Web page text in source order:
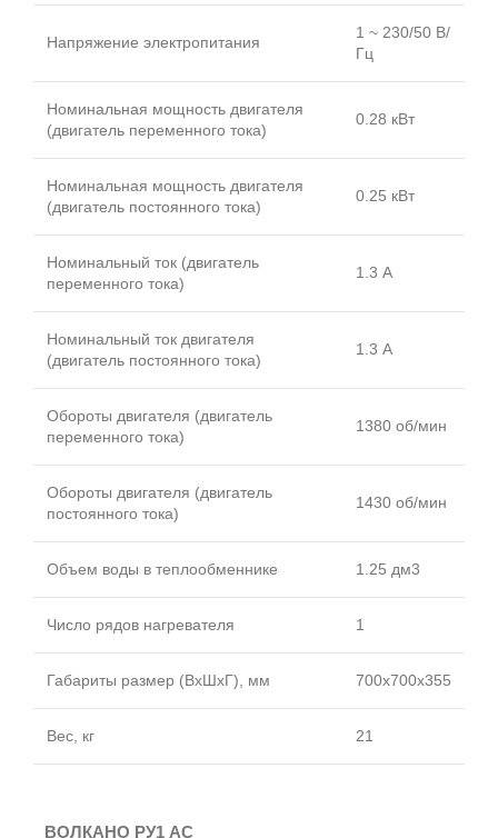
Напряжение электропитания
1 ~ 230/50 В/
Гц
Номинальная мощность двигателя
(двигатель переменного тока)
0.28 кВт
Номинальная мощность двигателя
(двигатель постоянного тока)
0.25 кВт
Номинальный ток (двигатель
переменного тока)
1.3 А
Номинальный ток двигателя
(двигатель постоянного тока)
1.3 А
Обороты двигателя (двигатель
переменного тока)
1380 об/мин
Обороты двигателя (двигатель
постоянного тока)
1430 об/мин
Объем воды в теплообменнике 1.25 дм3
Число рядов нагревателя 1
Габариты размер (ВхШхГ), мм 700x700x355
Вес, кг 21
ВОЛКАНО РУ1 АС